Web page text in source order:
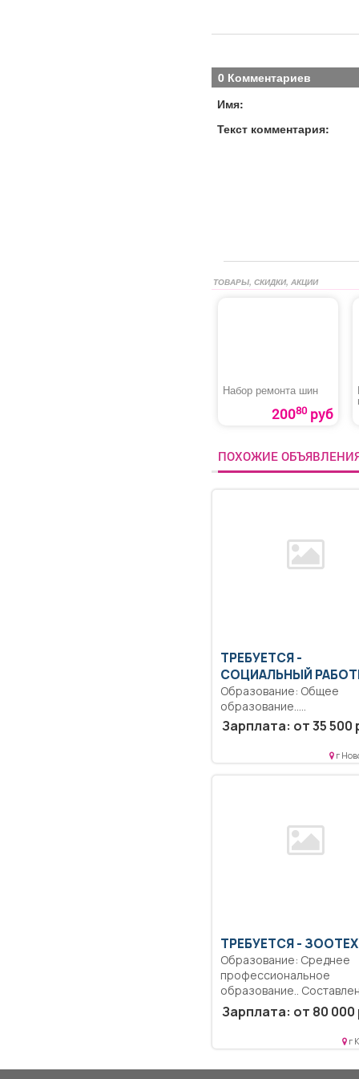
0 Комментариев
Имя:
Текст комментария:
ТОВАРЫ, СКИДКИ, АКЦИИ
Набор ремонта шин
20080руб
ПОХОЖИЕ
ТРЕБУЕТСЯ -
СОЦИАЛЬНЫЙ
Образование: Общее
образование..
Непосредственная
получателям социальных
услуг,организационные,
координационные...
Зарплата: от 35 500
г
ТРЕБУЕТСЯ -
Образование: Среднее
профессиональное
образование..
контроль рационов.
Контроль...
Зарплата: от 80 000
г